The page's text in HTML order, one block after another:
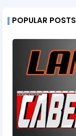
POPULAR POSTS